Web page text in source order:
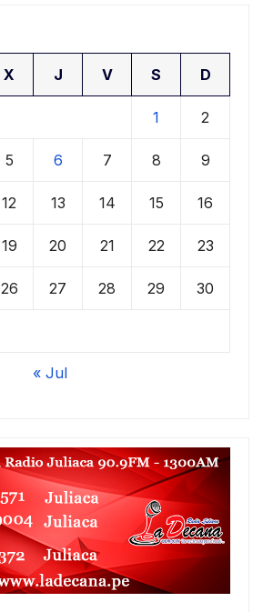
X J V S D
1 2
5 6 7 8 9
12 13 14 15 16
19 20 21 22 23
26 27 28 29 30
« Jul